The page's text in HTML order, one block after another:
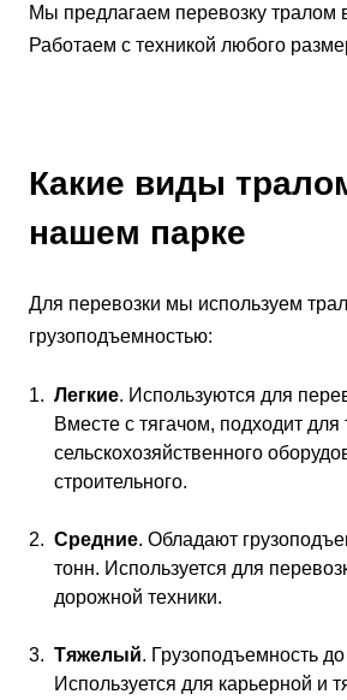
Мы предлагаем перевозку тралом
Работаем с техникой любого
Какие виды
нашем парке
Для перевозки мы используем
грузоподъемностью:
Легкие. Используются для
Вместе с тягачом, подходит для
сельскохозяйственного
строительного.
Средние. Обладают
тонн. Используется для
дорожной техники.
Тяжелый. Грузоподъемность
Используется для карьерной и